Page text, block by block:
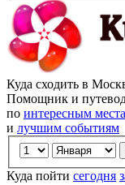
Куда сходить в
Помощник и
по интересным
и лучшим событиям
Куда пойти сегодня